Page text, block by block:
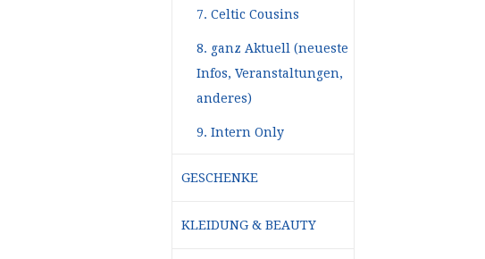
7. Celtic Cousins
8. ganz Aktuell (neueste
Infos, Veranstaltungen,
anderes)
9. Intern Only
GESCHENKE
KLEIDUNG & BEAUTY